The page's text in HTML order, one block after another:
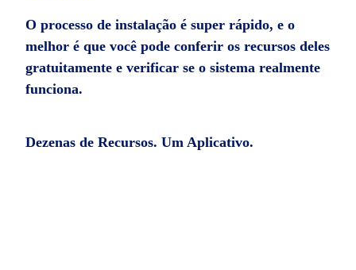
O processo de instalação é super rápido, e o
melhor é que você pode conferir os recursos deles
gratuitamente e verificar se o sistema realmente
funciona.
Dezenas de Recursos. Um Aplicativo.